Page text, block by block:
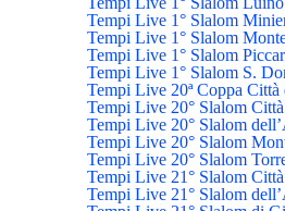
Tempi Live 1° Slalom
Tempi Live 1° Slalom
Tempi Live 1° Slalom
Tempi Live 1° Slalom S.
Tempi Live 20ª Coppa Città
Tempi Live 20° Slalom
Tempi Live 20° Slalom
Tempi Live 20° Slalom
Tempi Live 20° Slalom
Tempi Live 21° Slalom
Tempi Live 21° Slalom